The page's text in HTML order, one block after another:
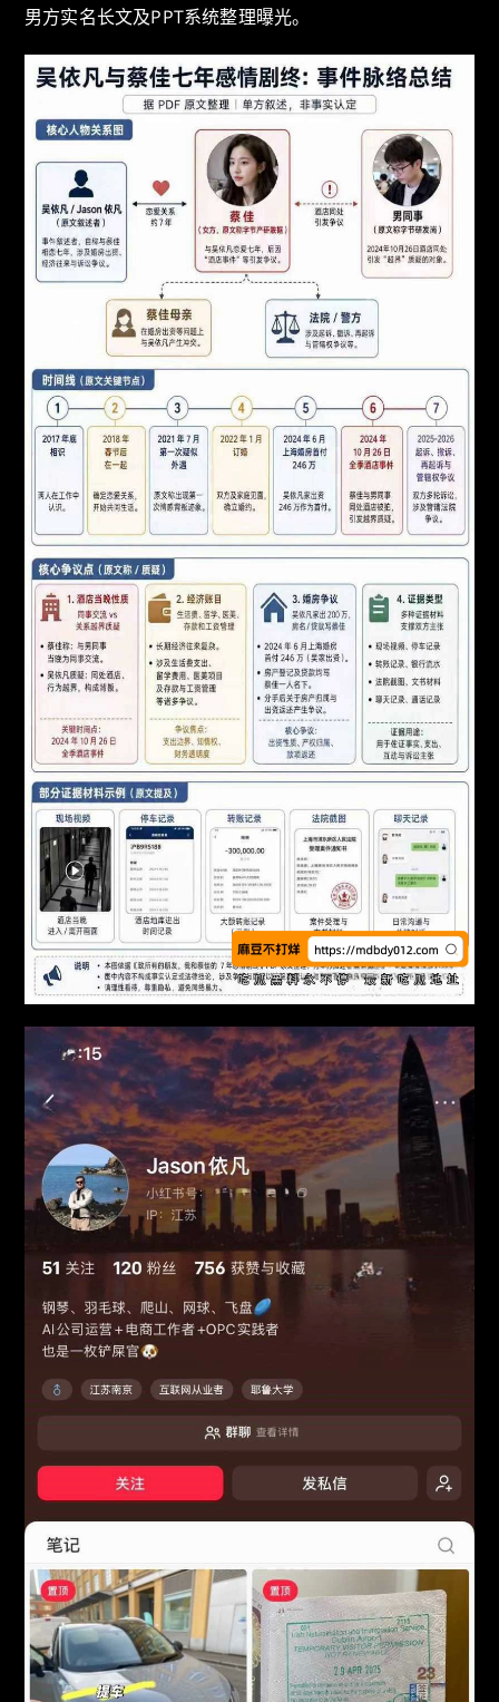
男方实名长文及PPT系统整理曝光。